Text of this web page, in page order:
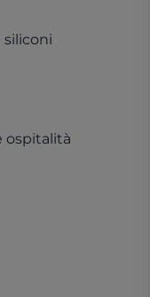
siliconi
ospitalità